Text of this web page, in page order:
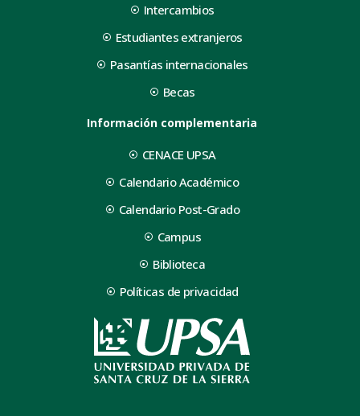
Intercambios
Estudiantes extranjeros
Pasantías internacionales
Becas
Información complementaria
CENACE UPSA
Calendario Académico
Calendario Post-Grado
Campus
Biblioteca
Políticas de privacidad